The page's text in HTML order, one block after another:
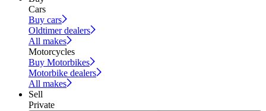
Cars
Buy cars
Oldtimer dealers
All makes
Motorcycles
Buy Motorbikes
Motorbike dealers
All makes
Sell
Private